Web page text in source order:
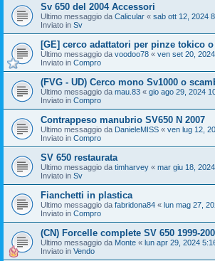
Sv 650 del 2004 Accessori
Ultimo messaggio da Calicular « sab ott 12, 2024
Inviato in Sv
[GE] cerco adattatori per pinze tokico
Ultimo messaggio da voodoo78 « ven set 20,
Inviato in Compro
(FVG - UD) Cerco mono Sv1000 o
Ultimo messaggio da mau.83 « gio ago 29, 2024
Inviato in Compro
Contrappeso manubrio SV650 N 2007
Ultimo messaggio da DanieleMISS « ven lug 12,
Inviato in Compro
SV 650 restaurata
Ultimo messaggio da timharvey « mar giu 18,
Inviato in Sv
Fianchetti in plastica
Ultimo messaggio da fabridona84 « lun mag 27,
Inviato in Compro
(CN) Forcelle complete SV 650 1999-
Ultimo messaggio da Monte « lun apr 29, 2024
Inviato in Vendo